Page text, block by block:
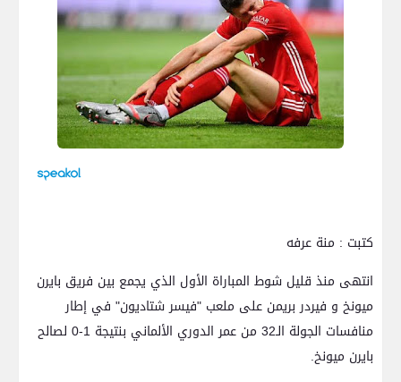
كتبت : منة عرفه
انتهى منذ قليل شوط المباراة الأول الذي يجمع بين فريق بايرن
ميونخ و فيردر بريمن على ملعب "فيسر شتاديون" في إطار
منافسات الجولة الـ32 من عمر الدوري الألماني بنتيجة 1-0 لصالح
بايرن ميونخ.